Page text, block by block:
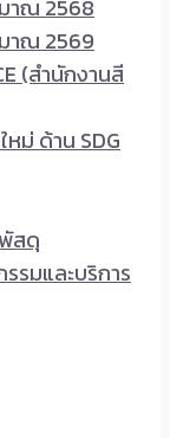
าณ 2568
าณ 2569
(สำนักงานสี
ม่ ด้าน SDG
สดุ
รมและบริการ